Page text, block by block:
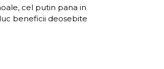
cel putin pana in
beneficii deosebite